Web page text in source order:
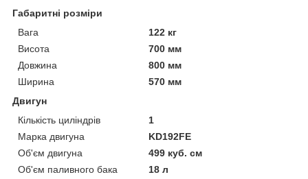
Габаритні розміри
Вага
122 кг
Висота
700 мм
Довжина
800 мм
Ширина
570 мм
Двигун
Кількість циліндрів
1
Марка двигуна
KD192FE
Об'єм двигуна
499 куб. см
Об'єм паливного бака
18 л